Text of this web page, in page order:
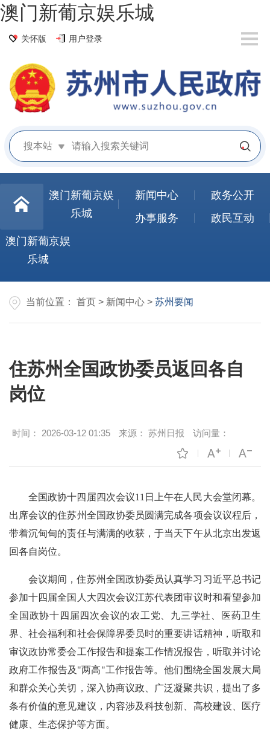
澳门新葡京娱乐城
关怀版 用户登录
搜本站
澳门新葡京娱
乐城
新闻中心
政务公开
办事服务
政民互动
澳门新葡京娱
乐城
当前位置： 首页 > 新闻中心 > 苏州要闻
住苏州全国政协委员返回各自
岗位
时间： 2026-03-12 01:35 来源： 苏州日报 访问量：
全国政协十四届四次会议11日上午在人民大会堂闭幕。
出席会议的住苏州全国政协委员圆满完成各项会议议程后，
带着沉甸甸的责任与满满的收获，于当天下午从北京出发返
回各自岗位。
会议期间，住苏州全国政协委员认真学习习近平总书记
参加十四届全国人大四次会议江苏代表团审议时和看望参加
全国政协十四届四次会议的农工党、九三学社、医药卫生
界、社会福利和社会保障界委员时的重要讲话精神，听取和
审议政协常委会工作报告和提案工作情况报告，听取并讨论
政府工作报告及"两高"工作报告等。他们围绕全国发展大局
和群众关心关切，深入协商议政、广泛凝聚共识，提出了多
条有价值的意见建议，内容涉及科技创新、高校建设、医疗
健康、生态保护等方面。